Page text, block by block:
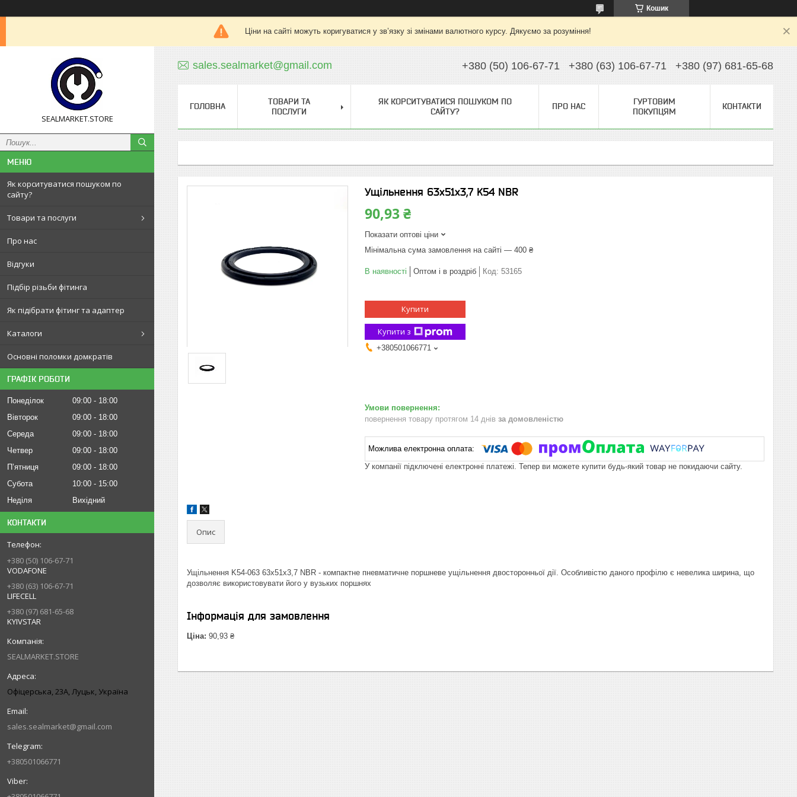
Кошик
Ціни на сайті можуть коригуватися у зв’язку зі змінами валютного курсу. Дякуємо за розуміння!
SEALMARKET.STORE
Як корситуватися пошуком по
сайту?
Товари та послуги
Про нас
Відгуки
Підбір різьби фітинга
Як підібрати фітинг та адаптер
Каталоги
Основні поломки домкратів
ГРАФІК РОБОТИ
Понеділок 09:00
18:00
Вівторок
09:00
18:00
Середа
09:00
18:00
Четвер
09:00
18:00
Пʼятниця
09:00
18:00
Субота
10:00
15:00
Неділя
Вихідний
КОНТАКТИ
+380 (50) 106-67-71
VODAFONE
+380 (63) 106-67-71
LIFECELL
+380 (97) 681-65-68
KYIVSTAR
SEALMARKET.STORE
Офіцерська, 23А, Луцьк, Україна
sales.sealmarket@gmail.com
+380501066771
sales.sealmarket@gmail.com +380 (50) 106-67-71 +380 (63) 106-67-71 +380 (97) 681-65-68
ГОЛОВНА
ТОВАРИ ТА
ПОСЛУГИ
ЯК КОРСИТУВАТИСЯ ПОШУКОМ ПО
САЙТУ?
ПРО НАС
ГУРТОВИМ
ПОКУПЦЯМ
КОНТАКТИ
Ущільнення 63х51х3,7 K54 NBR
90,93 ₴
Показати оптові ціни
Мінімальна сума замовлення на сайті — 400 ₴
В наявності Оптом і в роздріб Код: 53165
Купити
Купити з
+380501066771
повернення товару протягом 14 днів за домовленістю
У компанії підключені електронні платежі. Тепер ви можете купити будь-який товар не покидаючи сайту.
Опис
Ущільнення K54-063 63х51х3,7 NBR - компактне пневматичне поршневе ущільнення двосторонньої дії. Особливістю даного профілю є невелика ширина, що
дозволяє використовувати його у вузьких поршнях
Інформація для замовлення
Ціна: 90,93 ₴